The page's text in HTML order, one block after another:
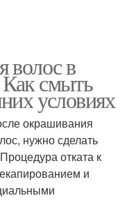
волос в
смыть
условиях
окрашивания
нужно сделать
отката к
и